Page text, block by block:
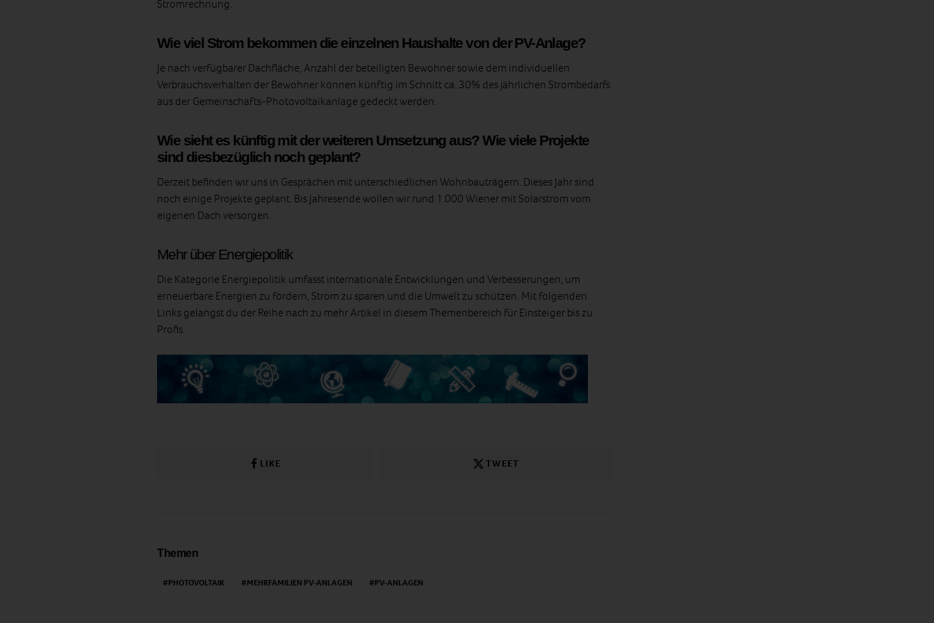
Stromrechnung.
Wie viel Strom bekommen die einzelnen Haushalte von der PV-Anlage?
Je nach verfügbarer Dachfläche, Anzahl der beteiligten Bewohner sowie dem individuellen
Verbrauchsverhalten der Bewohner können künftig im Schnitt ca. 30% des jährlichen Strombedarfs
aus der Gemeinschafts-Photovoltaikanlage gedeckt werden.
Wie sieht es künftig mit der weiteren Umsetzung aus? Wie viele Projekte
sind diesbezüglich noch geplant?
Derzeit befinden wir uns in Gesprächen mit unterschiedlichen Wohnbauträgern. Dieses Jahr sind
noch einige Projekte geplant. Bis Jahresende wollen wir rund 1.000 Wiener mit Solarstrom vom
eigenen Dach versorgen.
Mehr über Energiepolitik
Die Kategorie Energiepolitik umfasst internationale Entwicklungen und Verbesserungen, um
erneuerbare Energien zu fördern, Strom zu sparen und die Umwelt zu schützen. Mit folgenden
Links gelangst du der Reihe nach zu mehr Artikel in diesem Themenbereich für Einsteiger bis zu
Profis.
LIKE TWEET
Themen
PHOTOVOLTAIK MEHRFAMILIEN PV-ANLAGEN PV-ANLAGEN